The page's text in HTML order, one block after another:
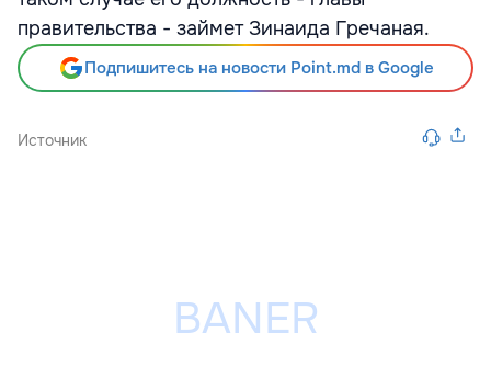
правительства - займет Зинаида Гречаная.
Подпишитесь на новости Point.md в Google
Источник